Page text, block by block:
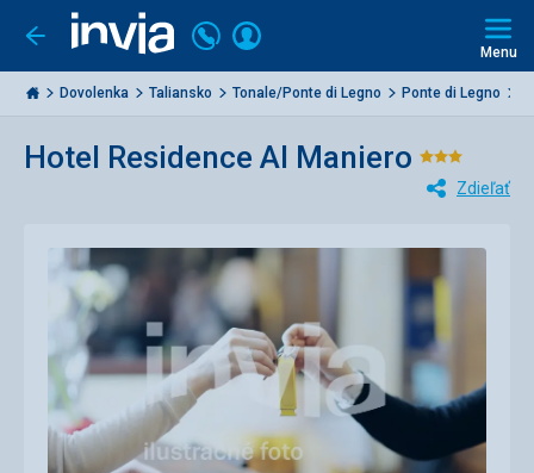
Ísť
späť
Invia.sk
Volajte
+421
2
3221
Prihlásiť
Menu
Dovolenka Taliansko Tonale/Ponte di Legno Ponte di Legno
Hotel Residence Al Maniero
3/5Zdieľať